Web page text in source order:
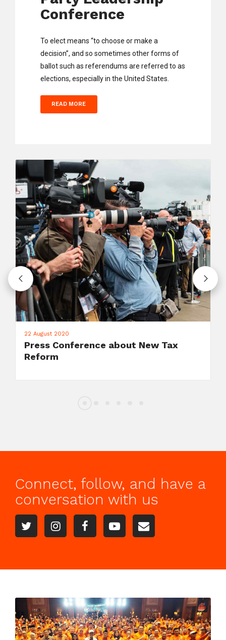
Conference
To elect means “to choose or make a
decision”, and so sometimes other forms of
ballot such as referendums are referred to as
elections, especially in the United States.
READ MORE
22 July 2020
New York: Support for Woman's
March 2020
Connect, follow, and have a
conversation with us